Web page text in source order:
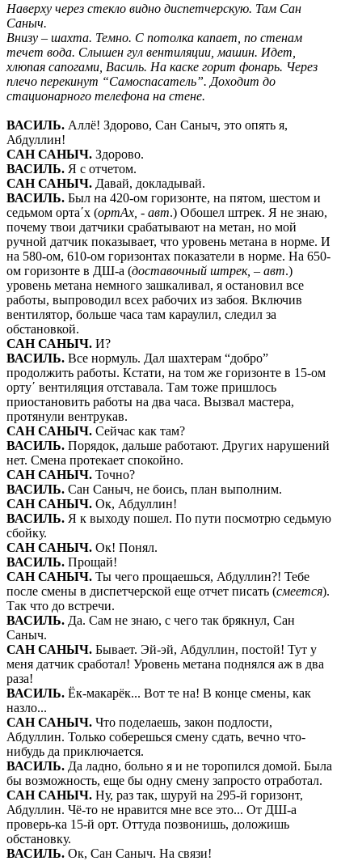
Наверху через стекло видно диспетчерскую. Там Сан
Саныч.
Внизу – шахта. Темно. С потолка капает, по стенам
течет вода. Слышен гул вентиляции, машин. Идет,
хлюпая сапогами, Василь. На каске горит фонарь. Через
плечо перекинут “Самоспасатель”. Доходит до
стационарного телефона на стене.
ВАСИЛЬ. Аллё! Здорово, Сан Саныч, это опять я,
Абдуллин!
САН САНЫЧ. Здорово.
ВАСИЛЬ. Я с отчетом.
САН САНЫЧ. Давай, докладывай.
ВАСИЛЬ. Был на 420-ом горизонте, на пятом, шестом и
седьмом орта´х (ортАх , - авт.) Обошел штрек. Я не знаю,
почему твои датчики срабатывают на метан, но мой
ручной датчик показывает, что уровень метана в норме. И
на 580-ом, 610-ом горизонтах показатели в норме. На 650-
ом горизонте в ДШ-а (доставочный штрек, – авт.)
уровень метана немного зашкаливал, я остановил все
работы, выпроводил всех рабочих из забоя. Включив
вентилятор, больше часа там караулил, следил за
обстановкой.
САН САНЫЧ. И?
ВАСИЛЬ. Все нормуль. Дал шахтерам “добро”
продолжить работы. Кстати, на том же горизонте в 15-ом
орту´ вентиляция отставала. Там тоже пришлось
приостановить работы на два часа. Вызвал мастера,
протянули вентрукав.
САН САНЫЧ. Сейчас как там?
ВАСИЛЬ. Порядок, дальше работают. Других нарушений
нет. Смена протекает спокойно.
САН САНЫЧ. Точно?
ВАСИЛЬ. Сан Саныч, не боись, план выполним.
САН САНЫЧ. Ок, Абдуллин!
ВАСИЛЬ. Я к выходу пошел. По пути посмотрю седьмую
сбойку.
САН САНЫЧ. Ок! Понял.
ВАСИЛЬ. Прощай!
САН САНЫЧ. Ты чего прощаешься, Абдуллин?! Тебе
после смены в диспетчерской еще отчет писать (смеется).
Так что до встречи.
ВАСИЛЬ. Да. Сам не знаю, с чего так брякнул, Сан
Саныч.
САН САНЫЧ. Бывает. Эй-эй, Абдуллин, постой! Тут у
меня датчик сработал! Уровень метана поднялся аж в два
раза!
ВАСИЛЬ. Ёк-макарёк... Вот те на! В конце смены, как
назло...
САН САНЫЧ. Что поделаешь, закон подлости,
Абдуллин. Только соберешься смену сдать, вечно что-
нибудь да приключается.
ВАСИЛЬ. Да ладно, больно я и не торопился домой. Была
бы возможность, еще бы одну смену запросто отработал.
САН САНЫЧ. Ну, раз так, шуруй на 295-й горизонт,
Абдуллин. Чё-то не нравится мне все это... От ДШ-а
проверь-ка 15-й орт. Оттуда позвонишь, доложишь
обстановку.
ВАСИЛЬ. Ок, Сан Саныч. На связи!